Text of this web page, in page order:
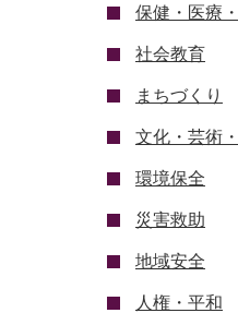
保健・医療
社会教育
まちづくり
文化・芸術
環境保全
災害救助
地域安全
人権・平和